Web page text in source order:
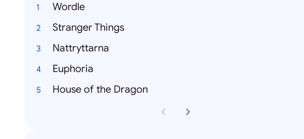
Wordle
Stranger Things
Nattryttarna
Euphoria
House of the Dragon